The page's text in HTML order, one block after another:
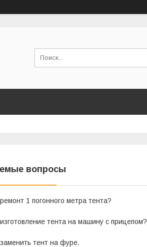
вопросы
1 погонного метра тента?
тента на машину с прицепом?
тент на фуре.